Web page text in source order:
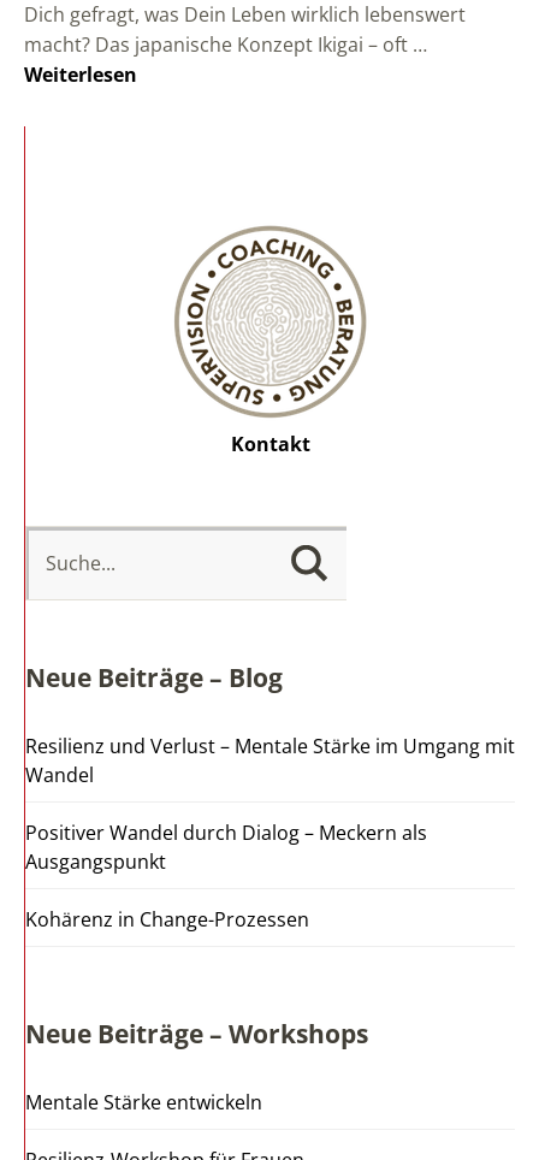
Dich gefragt, was Dein Leben wirklich lebenswert
macht? Das japanische Konzept Ikigai – oft …
Weiterlesen
Kontakt
Neue Beiträge – Blog
Resilienz und Verlust – Mentale Stärke im Umgang mit
Wandel
Positiver Wandel durch Dialog – Meckern als
Ausgangspunkt
Kohärenz in Change-Prozessen
Neue Beiträge – Workshops
Mentale Stärke entwickeln